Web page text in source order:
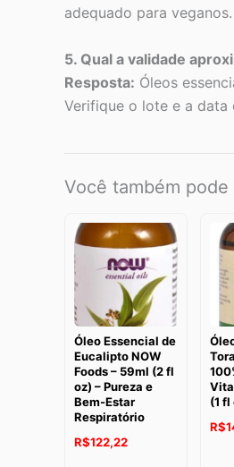
adequado para veganos.
5. Qual a validade
Resposta: Óleos
Verifique o lote e a data
Você também pode
Óleo Essencial de
Eucalipto NOW
Foods – 59ml (2 fl
oz) – Pureza e
Bem-Estar
Respiratório
O
R$122,22O
(1 fl
R$